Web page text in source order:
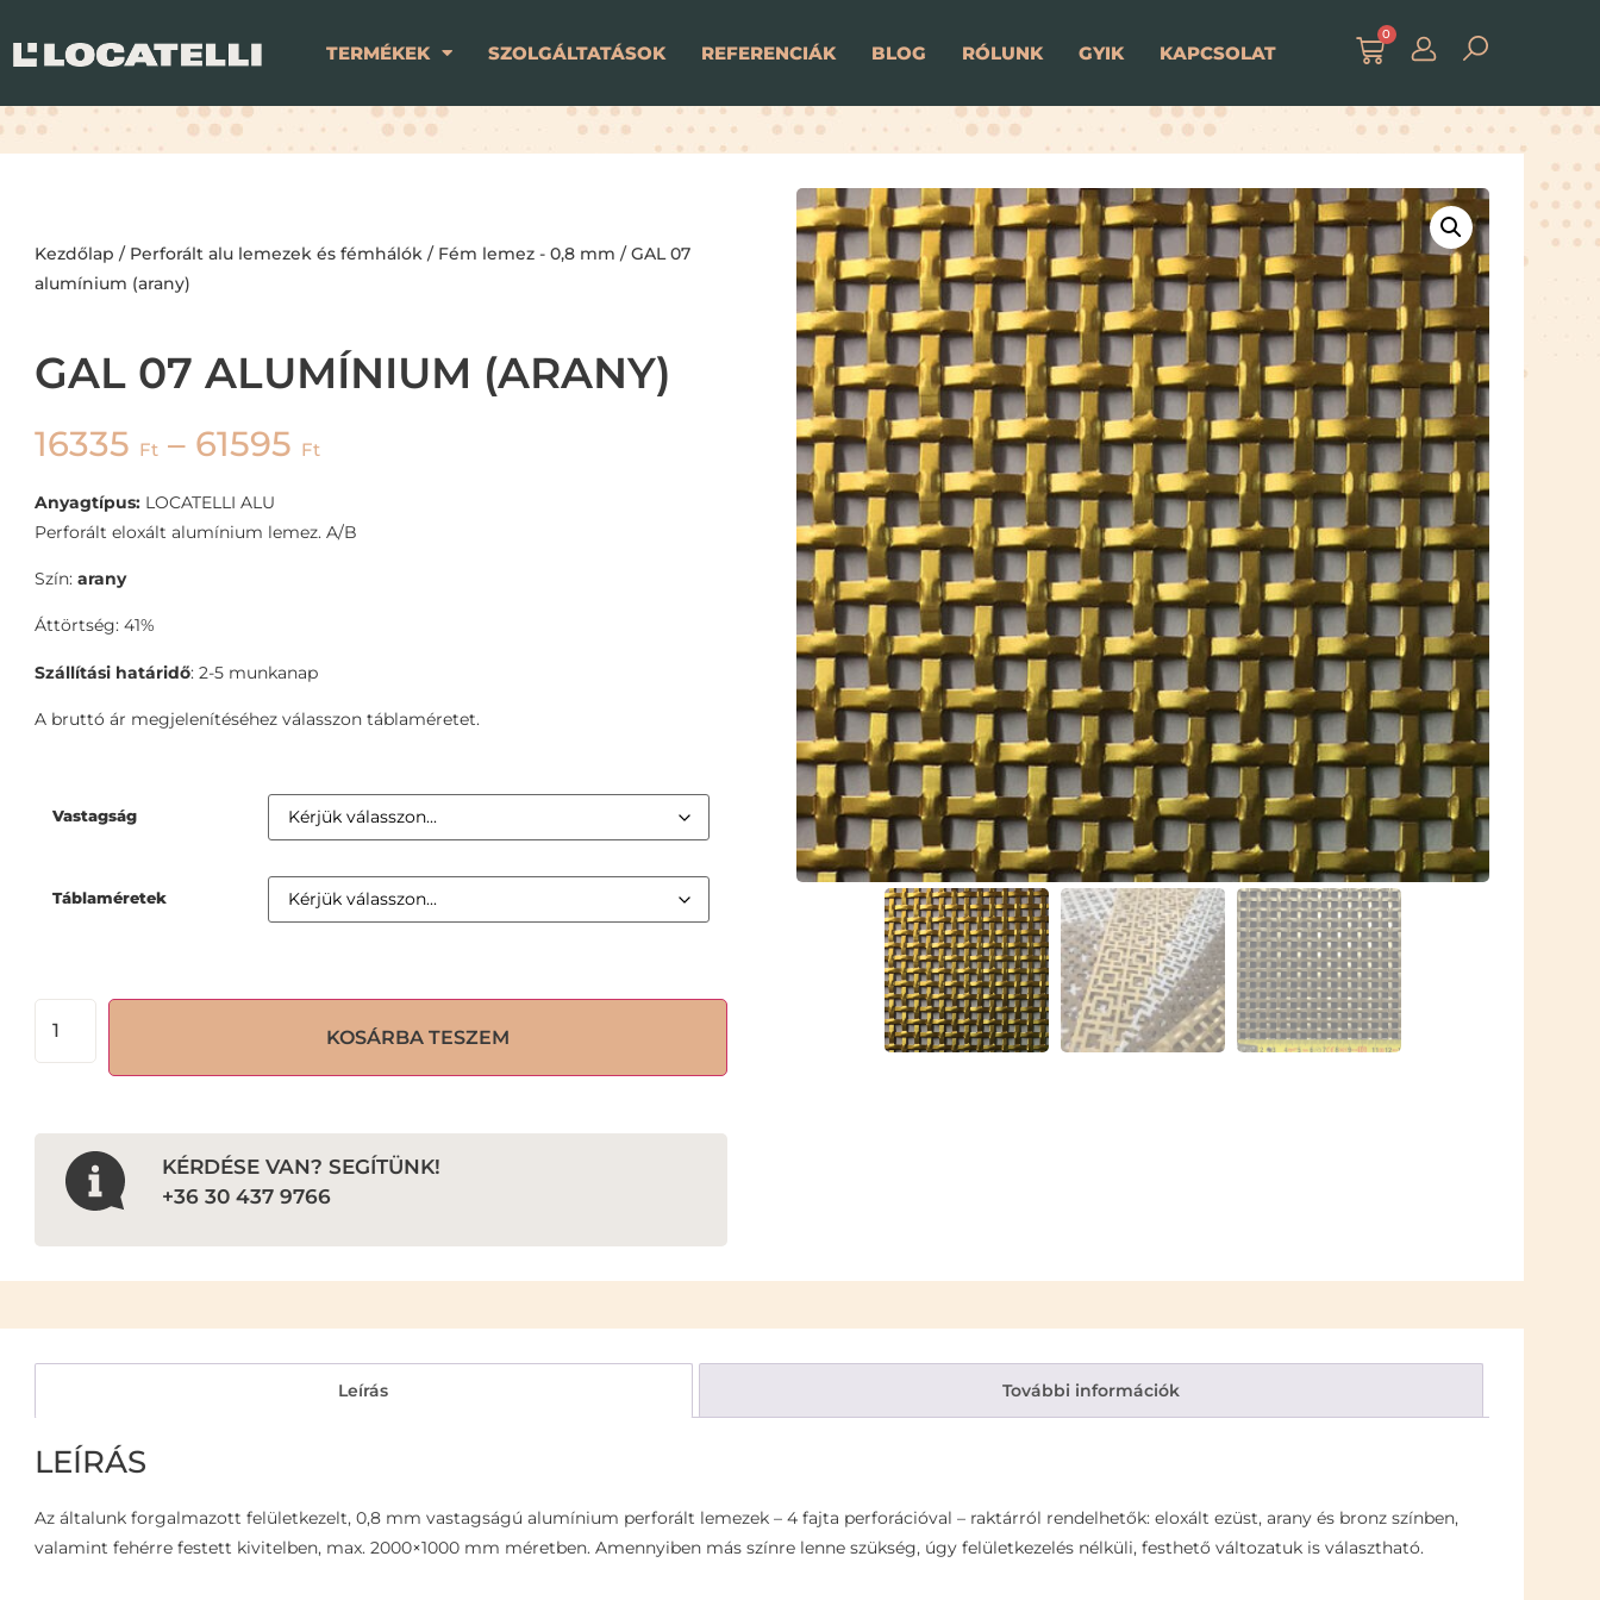
TERMÉKEK SZOLGÁLTATÁSOK REFERENCIÁK BLOG RÓLUNK GYIK KAPCSOLAT
0
Kezdőlap / Perforált alu lemezek és fémhálók/ Fém lemez - 0,8 mm / GAL 07
alumínium (arany)
GAL 07 ALUMÍNIUM (ARANY)
16335 Ft – 61595 Ft
Anyagtípus:LOCATELLI ALU
Perforált eloxált alumínium lemez. A/B
Szín: arany
Áttörtség: 41%
Szállítási határidő: 2-5 munkanap
A bruttó ár megjelenítéséhez válasszon táblaméretet.
Vastagság
Táblaméretek
KOSÁRBA TESZEM
KÉRDÉSE VAN? SEGÍTÜNK!
+36 30 437 9766
Leírás További információk
LEÍRÁS
Az általunk forgalmazott felületkezelt, 0,8 mm vastagságú alumínium perforált lemezek – 4 fajta perforációval – raktárról rendelhetők: eloxált ezüst, arany és bronz színben,
valamint fehérre festett kivitelben, max. 2000×1000 mm méretben. Amennyiben más színre lenne szükség, úgy felületkezelés nélküli, festhető változatuk is választható.